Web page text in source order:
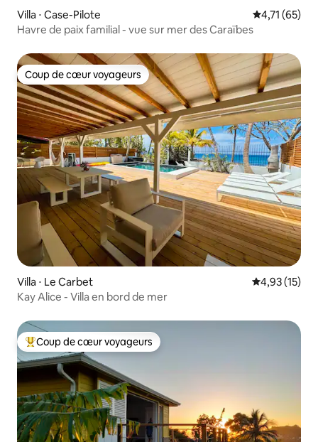
Villa ⋅ Case-Pilote Évaluation
4,71 (65)
Havre de paix familial - vue sur mer des Caraïbes
Coup de cœur voyageurs
Coup de cœur voyageurs
Villa ⋅ Le Carbet Évaluation
4,93 (15)
Kay Alice - Villa en bord de mer
Coups de cœur voyageurs les plus appréciés
Coup de cœur voyageurs